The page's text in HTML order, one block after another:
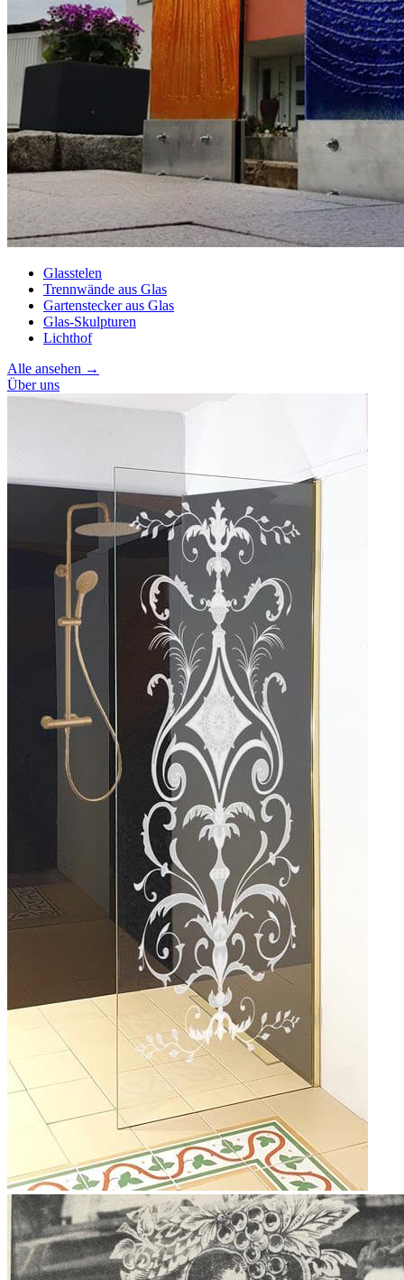
Glasstelen
Trennwände aus Glas
Gartenstecker aus Glas
Glas-Skulpturen
Lichthof
Alle ansehen →
Über uns